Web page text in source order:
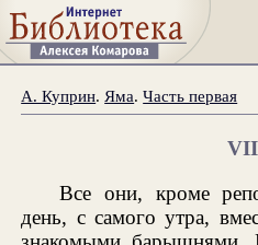
А. Куприн. Яма.Часть первая
Все они, кроме
день, с самого утра,